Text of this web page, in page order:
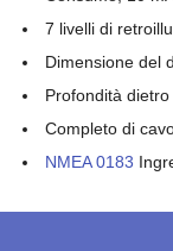
7 livelli di
Dimensione del
Profondità
Completo di
NMEA 0183